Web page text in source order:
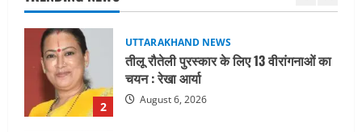
2
3
UTTARAKHAND NEWS
मिस उत्तराखंड 2026 के सब-कॉन्टेस्ट ‘मिस
ब्यूटीफुल आइज़’ एवं ‘मिस ब्यूटीफुल हेयर’ का
आयोजन